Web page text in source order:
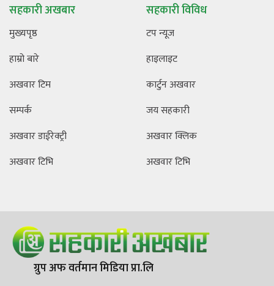
सहकारी अखबार
मुख्यपृष्ठ
हाम्रो बारे
अखवार टिम
सम्पर्क
अखवार डाईरेक्ट्री
अखवार टिभि
सहकारी विविध
टप न्यूज
हाइलाइट
कार्टुन अखवार
जय सहकारी
अखवार क्लिक
अखवार टिभि
ग्रुप अफ वर्तमान मिडिया प्रा.लि